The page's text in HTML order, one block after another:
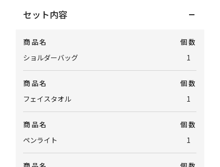
セット内容
商品名
個数
ショルダーバッグ
1
商品名
個数
フェイスタオル
1
商品名
個数
ペンライト
1